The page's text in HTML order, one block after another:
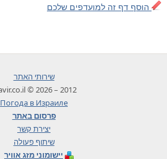
הוסף דף זה למועדפים שלכם
שירותי האתר
2012 – 2026 © Mavir.co.il
Погода в Израиле
פרסום באתר
יצירת קשר
שיתוף פעולה
יישומוני מזג אוויר